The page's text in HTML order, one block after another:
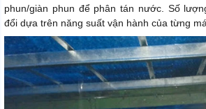
phun/giàn phun để phân tán nước. Số
đổi dựa trên năng suất vận hành của từng